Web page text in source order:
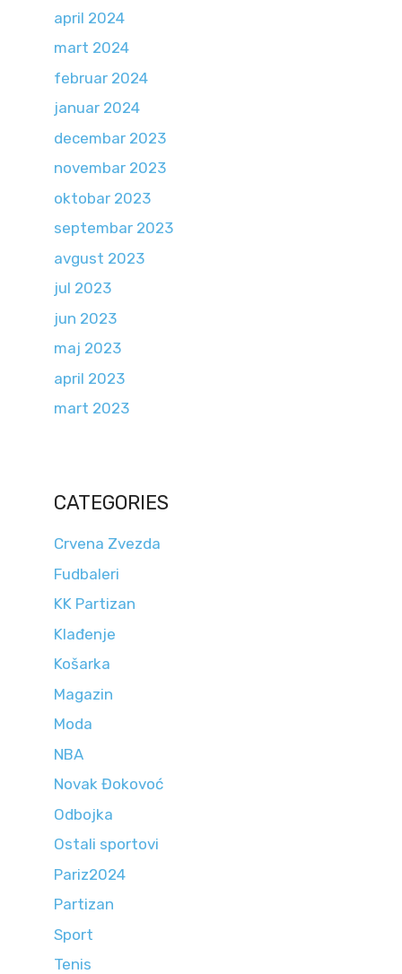
april 2024
mart 2024
februar 2024
januar 2024
decembar 2023
novembar 2023
oktobar 2023
septembar 2023
avgust 2023
jul 2023
jun 2023
maj 2023
april 2023
mart 2023
CATEGORIES
Crvena Zvezda
Fudbaleri
KK Partizan
Klađenje
Košarka
Magazin
Moda
NBA
Novak Đokovoć
Odbojka
Ostali sportovi
Pariz2024
Partizan
Sport
Tenis